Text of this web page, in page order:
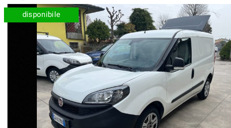
GARANZIA 12 MESI
FINANZIAMENTI
CONSEGNA IMEDDIATA
PREPARAZIONE VETTURE
RICEVIMENTO CLIENTI
ACQUISTIAMO USATO
disponibile